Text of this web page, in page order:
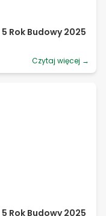
Rok Budowy 2025
Czytaj więcej →
Rok Budowy 2025